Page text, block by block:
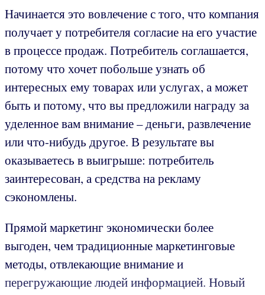
Начинается это вовлечение с того, что компания
получает у потребителя согласие на его участие
в процессе продаж. Потребитель соглашается,
потому что хочет побольше узнать об
интересных ему товарах или услугах, а может
быть и потому, что вы предложили награду за
уделенное вам внимание – деньги, развлечение
или что-нибудь другое. В результате вы
оказываетесь в выигрыше: потребитель
заинтересован, а средства на рекламу
сэкономлены.
Прямой маркетинг экономически более
выгоден, чем традиционные маркетинговые
методы, отвлекающие внимание и
перегружающие людей информацией. Новый